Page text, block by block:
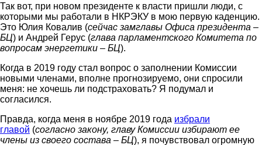
Так вот, при новом президенте к власти пришли люди, с
которыми мы работали в НКРЭКУ в мою первую каденцию.
Это Юлия Ковалив (сейчас замглавы Офиса президента –
БЦ) и Андрей Герус (глава парламентского Комитета по
вопросам энергетики – БЦ).
Когда в 2019 году стал вопрос о заполнении Комиссии
новыми членами, вполне прогнозируемо, они спросили
меня: не хочешь ли подстраховать? Я подумал и
согласился.
Правда, когда меня в ноябре 2019 года избрали
главой (согласно закону, главу Комиссии избирают ее
члены из своего состава – БЦ), я почувствовал огромную